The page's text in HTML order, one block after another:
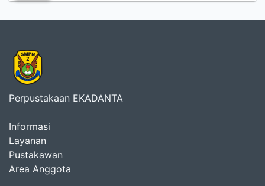
Perpustakaan EKADANTA
Informasi
Layanan
Pustakawan
Area Anggota